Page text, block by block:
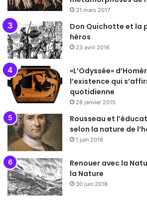
31 mars 2017
Don Quichotte et la
héros
23 avril 2016
«L’Odyssée»
l’existence qui
quotidienne
28 janvier 2015
Rousseau et
selon la nature de
1 juin 2018
Renouer avec la
la Nature
30 juin 2018